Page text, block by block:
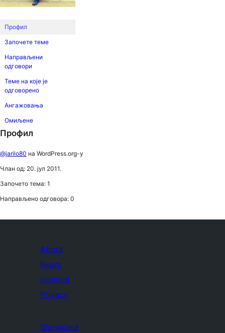
Профил
Започете теме
Направљени
одговори
Теме на које је
одговорено
Ангажовања
Омиљене
Профил
@jarilo80 на WordPress.org-у
Члан од: 20. јул 2011.
Започето тема: 1
Направљено одговора: 0
About
News
Hosting
Privacy
Showcase